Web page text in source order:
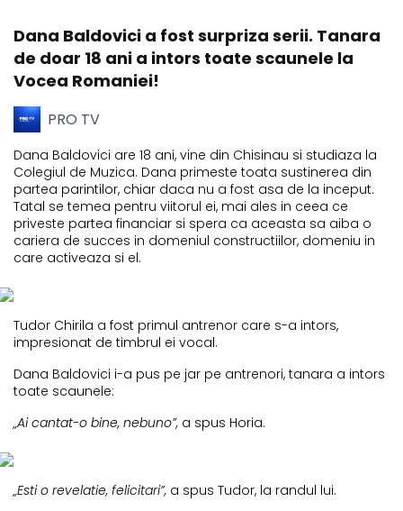
Dana Baldovici a fost surpriza serii. Tanara
de doar 18 ani a intors toate scaunele la
Vocea Romaniei!
PRO TV
Dana Baldovici are 18 ani, vine din Chisinau si studiaza la
Colegiul de Muzica. Dana primeste toata sustinerea din
partea parintilor, chiar daca nu a fost asa de la inceput.
Tatal se temea pentru viitorul ei, mai ales in ceea ce
priveste partea financiar si spera ca aceasta sa aiba o
cariera de succes in domeniul constructiilor, domeniu in
care activeaza si el.
Tudor Chirila a fost primul antrenor care s-a intors,
impresionat de timbrul ei vocal.
Dana Baldovici i-a pus pe jar pe antrenori, tanara a intors
toate scaunele:
„Ai cantat-o bine, nebuno”, a spus Horia.
„Esti o revelatie, felicitari”, a spus Tudor, la randul lui.